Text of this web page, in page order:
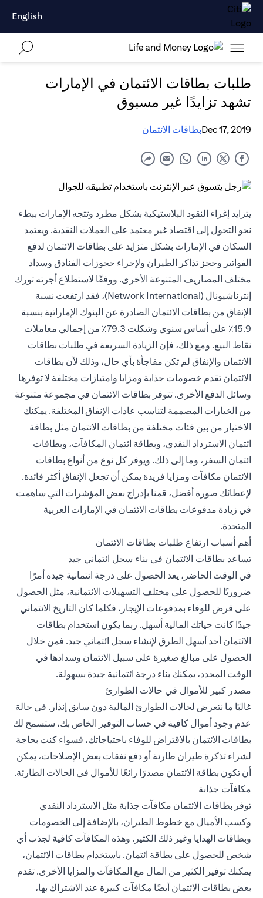
English
طلبات بطاقات الائتمان في الإمارات
تشهد تزايدًا غير مسبوق
Dec 17, 2019بطاقات الائتمان
يتزايد إغراء النقود البلاستيكية بشكل مطرد وتتجه الإمارات ببطء
نحو التحول إلى اقتصاد غير معتمد على العملات النقدية. ويعتمد
السكان في الإمارات بشكل متزايد على بطاقات الائتمان لدفع
الفواتير وحجز تذاكر الطيران ولإجراء حجوزات الفنادق وسداد
مختلف المصاريف المتنوعة الأخرى. ووفقًا لاستطلاع أجرته تورك
إنترناشيونال (Network International)، فقد ارتفعت نسبة
الإنفاق من بطاقات الائتمان الصادرة عن البنوك الإماراتية بنسبة
15.9٪ على أساس سنوي وشكلت 79.3٪ من إجمالي معاملات
نقاط البيع. ومع ذلك، فإن الزيادة السريعة في طلبات بطاقات
الائتمان والإنفاق لم تكن مفاجأة بأي حال، وذلك لأن بطاقات
الائتمان تقدم خصومات جذابة ومزايا وامتيازات مختلفة لا توفرها
وسائل الدفع الأخرى. تتوفر بطاقات الائتمان في مجموعة متنوعة
من الخيارات المصممة لتناسب عادات الإنفاق المختلفة. يمكنك
الاختيار من بين فئات مختلفة من بطاقات الائتمان مثل بطاقة
ائتمان الاسترداد النقدي، وبطاقة ائتمان المكافآت، وبطاقات
ائتمان السفر، وما إلى ذلك. ويوفر كل نوع من أنواع بطاقات
الائتمان مكافآت ومزايا فريدة يمكن أن تجعل الإنفاق أكثر فائدة.
لإعطائك صورة أفضل، قمنا بإدراج بعض المؤشرات التي ساهمت
في زيادة مدفوعات بطاقات الائتمان في الإمارات العربية
المتحدة.
أهم أسباب ارتفاع طلبات بطاقات الائتمان
تساعد بطاقات الائتمان في بناء سجل ائتماني جيد
في الوقت الحاضر، يعد الحصول على درجة ائتمانية جيدة أمرًا
ضروريًا للحصول على مختلف التسهيلات الائتمانية، مثل الحصول
على قرض للوفاء بمدفوعات الإيجار، فكلما كان التاريخ الائتماني
جيدًا كانت حياتك المالية أسهل. ربما يكون استخدام بطاقات
الائتمان أحد أسهل الطرق لإنشاء سجل ائتماني جيد. فمن خلال
الحصول على مبالغ صغيرة على سبيل الائتمان وسدادها في
الوقت المحدد، يمكنك بناء درجة ائتمانية جيدة بسهولة.
مصدر كبير للأموال في حالات الطوارئ
غالبًا ما نتعرض لحالات الطوارئ المالية دون سابق إنذار. في حالة
عدم وجود أموال كافية في حساب التوفير الخاص بك، ستسمح لك
بطاقات الائتمان بالاقتراض للوفاء باحتياجاتك، فسواء كنت بحاجة
لشراء تذكرة طيران طارئة أو دفع نفقات بعض الإصلاحات، يمكن
أن تكون بطاقة الائتمان مصدرًا رائعًا للأموال في الحالات الطارئة.
مكافآت جذابة
توفر بطاقات الائتمان مكافآت جذابة مثل الاسترداد النقدي
وكسب الأميال مع خطوط الطيران، بالإضافة إلى الخصومات
وبطاقات الهدايا وغير ذلك الكثير. وهذه المكافآت كافية لجذب أي
شخص للحصول على بطاقة ائتمان. باستخدام بطاقات الائتمان،
يمكنك توفير الكثير من المال مع المكافآت والمزايا الأخرى. تقدم
بعض بطاقات الائتمان أيضًا مكافآت كبيرة عند الاشتراك بها،